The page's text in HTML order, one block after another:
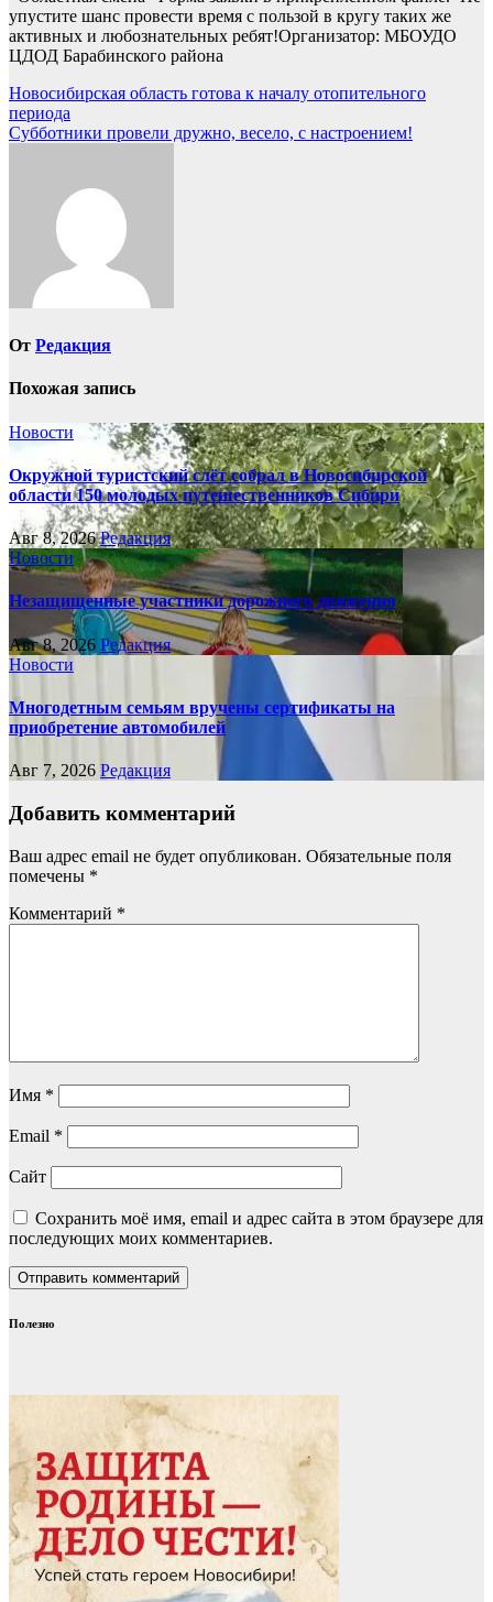
упустите шанс провести время с пользой в кругу таких же
активных и любознательных ребят!Организатор: МБОУДО
ЦДОД Барабинского района
Навигация
по
Новосибирская область готова к началу отопительного
периода
Субботники провели дружно, весело, с настроением!
От Редакция
Похожая запись
Новости
Окружной туристский слёт собрал в Новосибирской
области 150 молодых путешественников Сибири
Авг 8, 2026Редакция
Новости
Незащищенные участники дорожного движения
Авг 8, 2026 Редакция
Новости
Многодетным семьям вручены сертификаты на
приобретение автомобилей
Авг 7, 2026 Редакция
Добавить комментарий
Ваш адрес email не будет опубликован. Обязательные поля
помечены *
Комментарий *
Имя *
Email *
Сайт
Сохранить моё имя, email и адрес сайта в этом браузере для
последующих моих комментариев.
Полезно